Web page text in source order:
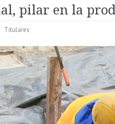
pilar en la
Titulares